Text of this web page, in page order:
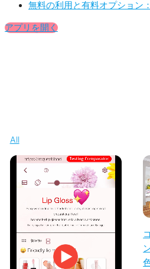
無料の利用と有料オプション
アプリを開く
All